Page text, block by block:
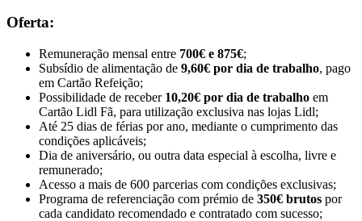
Oferta:
Remuneração mensal entre 700€ e 875€;
Subsídio de alimentação de 9,60€ por dia de trabalho, pago
em Cartão Refeição;
Possibilidade de receber 10,20€ por dia de trabalho em
Cartão Lidl Fã, para utilização exclusiva nas lojas Lidl;
Até 25 dias de férias por ano, mediante o cumprimento das
condições aplicáveis;
Dia de aniversário, ou outra data especial à escolha, livre e
remunerado;
Acesso a mais de 600 parcerias com condições exclusivas;
Programa de referenciação com prémio de 350€ brutos por
cada candidato recomendado e contratado com sucesso;